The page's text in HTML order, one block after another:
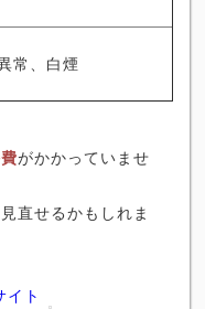
常、白煙
がかかっていませ
直せるかもしれま
ト